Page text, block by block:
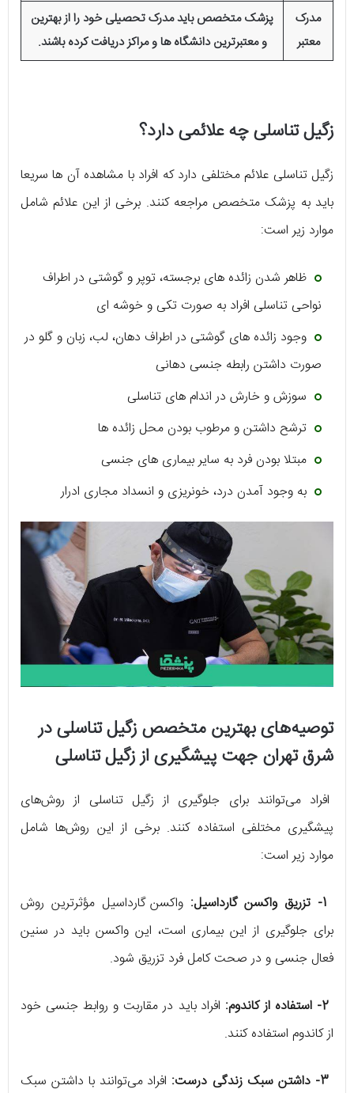
مدرک
معتبر
پزشک متخصص باید مدرک تحصیلی خود را از بهترین
و معتبرترین دانشگاه ها و مراکز دریافت کرده باشند.
زگیل تناسلی چه علائمی دارد؟
زگیل تناسلی علائم مختلفی دارد که افراد با مشاهده آن ها سریعا
باید به پزشک متخصص مراجعه کنند. برخی از این علائم شامل
موارد زیر است:
ظاهر شدن زائده های برجسته، توپر و گوشتی در اطراف
نواحی تناسلی افراد به صورت تکی و خوشه ای
وجود زائده های گوشتی در اطراف دهان، لب، زبان و گلو در
صورت داشتن رابطه جنسی دهانی
سوزش و خارش در اندام های تناسلی
ترشح داشتن و مرطوب بودن محل زائده ها
مبتلا بودن فرد به سایر بیماری های جنسی
به وجود آمدن درد، خونریزی و انسداد مجاری ادرار
توصیه‌‌های بهترین متخصص زگیل تناسلی در
شرق تهران جهت پیشگیری از زگیل تناسلی
افراد می‌توانند برای جلوگیری از زگیل تناسلی از روش‌های
پیشگیری مختلفی استفاده کنند. برخی از این روش‌ها شامل
موارد زیر است:
واکسن گارداسیل مؤثرترین روش
برای جلوگیری از این بیماری است، این واکسن باید در سنین
فعال جنسی و در صحت کامل فرد تزریق شود.
2- استفاده از کاندوم:
افراد باید در مقاربت و روابط جنسی خود
از کاندوم استفاده کنند.
3- داشتن سبک زندگی درست:
افراد می‌توانند با داشتن سبک